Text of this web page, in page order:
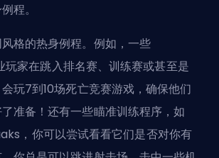
程。
格的热身例程。例如，一些
家在跳入排名赛、训练赛或甚至是
玩7到10场死亡竞赛游戏，确保他们
准备！还有一些瞄准训练程序，如
，你可以尝试看看它们是否对你有